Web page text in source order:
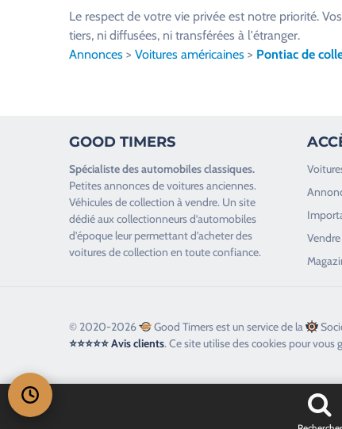
l
a
s
e
r
c
a
m
v
Le respect de votre vie privée est notre priorité.
tiers, ni diffusées, ni transférées à l'étranger.
Annonces > Voitures américaines > Pontiac de
GOOD TIMERS
Spécialiste desautomobiles classiques.
Petites annonces devoitures anciennes.
Véhicules de collection à vendre. Un site
dédié aux collectionneurs d’automobiles
d’époque leur permettant d’acheter des
voitures de collection en toute confiance.
© 2020-2026 Good Timers est un service de la
⭐⭐⭐⭐⭐ Avis clients. Ce site utilise des cookies pour